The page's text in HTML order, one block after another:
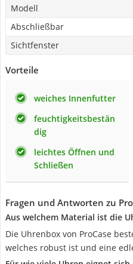
Modell
Abschließbar
Sichtfenster
Vorteile
weiches Innenfutter
feuchtigkeitsbestän
dig
leichtes Öffnen und
Schließen
Fragen und Antworten zu
Aus welchem Material ist die
Die Uhrenbox von ProCase
welches robust ist und eine